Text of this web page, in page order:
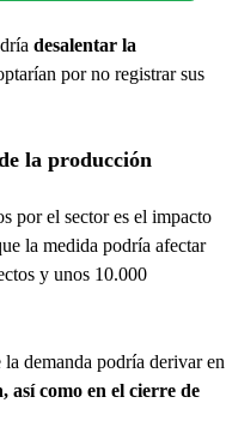
desalentar la
por no registrar sus
la producción
por el sector es el impacto
la medida podría afectar
y unos 10.000
demanda podría derivar en
así como en el cierre de